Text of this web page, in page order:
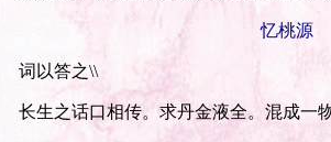
忆桃源
词以答之\\
长生之话口相传。求丹金液全。混成一